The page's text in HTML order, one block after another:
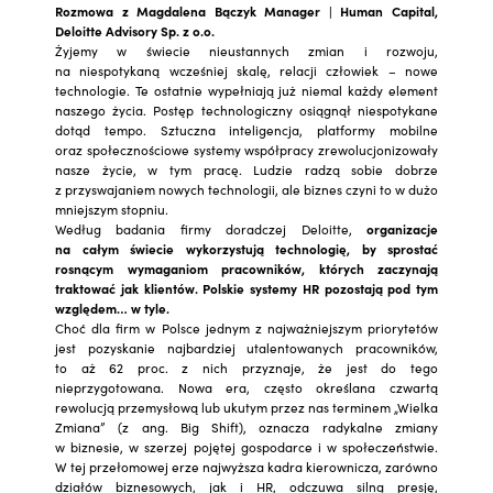
Rozmowa zMagdalena BączykManager | Human Capital,
Deloitte Advisory Sp. z o.o.
Żyjemy w świecie nieustannych zmian i rozwoju,
na niespotykaną wcześniej skalę, relacji człowiek – nowe
technologie. Te ostatnie wypełniają już niemal każdy element
naszego życia. Postęp technologiczny osiągnął niespotykane
dotąd tempo. Sztuczna inteligencja, platformy mobilne
oraz społecznościowe systemy współpracy zrewolucjonizowały
nasze życie, w tym pracę. Ludzie radzą sobie dobrze
z przyswajaniem nowych technologii, ale biznes czyni to w dużo
mniejszym stopniu.
Według badania firmy doradczej Deloitte, organizacje
na całym świecie wykorzystują technologię, by sprostać
rosnącym wymaganiom pracowników, których zaczynają
traktować jak klientów. Polskie systemy HR pozostają pod tym
względem… w tyle.
Choć dla firm w Polsce jednym z najważniejszym priorytetów
jest pozyskanie najbardziej utalentowanych pracowników,
to aż 62 proc. z nich przyznaje, że jest do tego
nieprzygotowana. Nowa era, często określana czwartą
rewolucją przemysłową lub ukutym przez nas terminem „Wielka
Zmiana” (z ang. Big Shift), oznacza radykalne zmiany
w biznesie, w szerzej pojętej gospodarce i w społeczeństwie.
W tej przełomowej erze najwyższa kadra kierownicza, zarówno
działów biznesowych, jak i HR, odczuwa silną presję,